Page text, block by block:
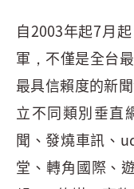
自2003年起7月
軍，不僅是全台
最具信賴度的新
立不同類別垂直
聞、發燒車訊、
堂、轉角國際、